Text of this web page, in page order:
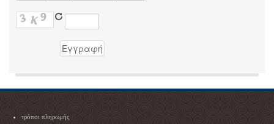
τρόποι πληρωμής